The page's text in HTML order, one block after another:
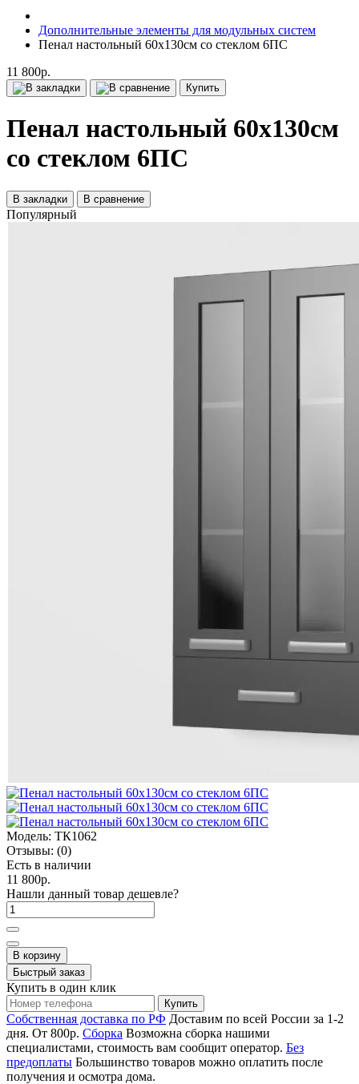
Дополнительные элементы для модульных систем
Пенал настольный 60х130см со стеклом 6ПС
11 800р.
Купить
Пенал настольный 60х130см
со стеклом 6ПС
В закладки В сравнение
Популярный
Модель: ТК1062
Отзывы: (0)
Есть в наличии
11 800р.
Нашли данный товар дешевле?
В корзину
Быстрый заказ
Купить в один клик
Купить
Собственная доставка по РФ Доставим по всей России за 1-2
дня. От 800р. Сборка Возможна сборка нашими
специалистами, стоимость вам сообщит оператор. Без
предоплаты Большинство товаров можно оплатить после
получения и осмотра дома.